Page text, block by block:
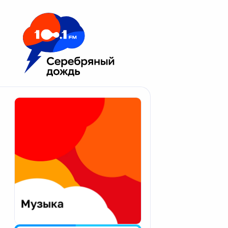
Москва 100.1 FM
Апатиты
Екатеринбург
Калининград
Калуга